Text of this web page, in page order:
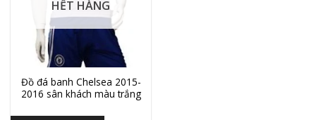
HẾT HÀNG
Đồ đá banh Chelsea 2015-
2016 sân khách màu trắng